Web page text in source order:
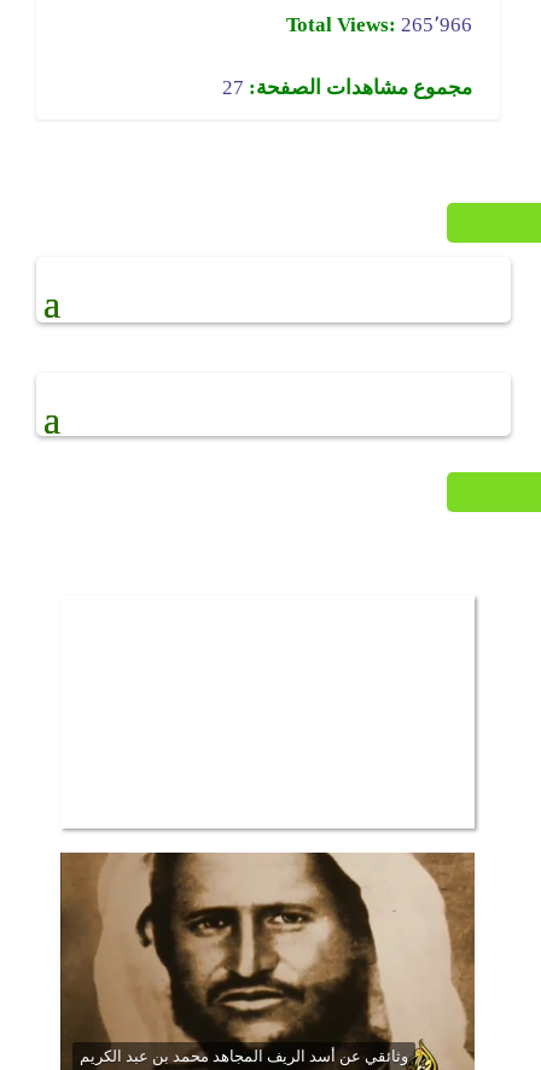
Total Views: 265٬966
مجموع مشاهدات الصفحة: 27
وثائقي عن أسد الريف المجاهد محمد بن عبد الكريم